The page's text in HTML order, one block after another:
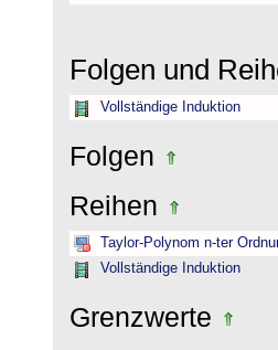
Folgen und
Vollständige Induktion
Folgen
Reihen
Taylor-Polynom n-ter
Vollständige Induktion
Grenzwerte